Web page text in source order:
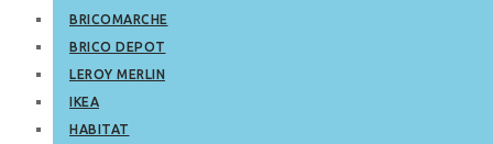
BRICOMARCHE
BRICO DEPOT
LEROY MERLIN
IKEA
HABITAT